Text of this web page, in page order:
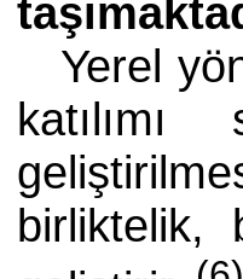
Yerel
birliktelik,